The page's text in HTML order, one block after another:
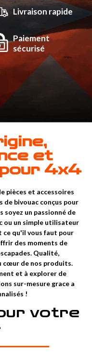
Livraison rapide
Paiement
sécurisé
et
4x4
pièces et accessoires
de bivouac conçus pour
soyez un passionné de
ou un simple utilisateur
ce qu'il vous faut pour
des moments de
Qualité,
cœur de nos produits.
et à explorer de
sur-mesure grace a
!
votre